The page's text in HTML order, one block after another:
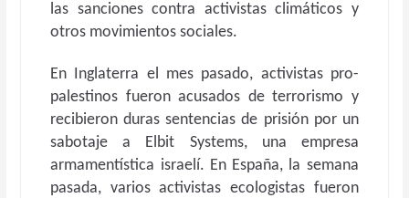
las sanciones contra activistas climáticos y
otros movimientos sociales.
En Inglaterra el mes pasado, activistas pro-
palestinos fueron acusados de terrorismo y
recibieron duras sentencias de prisión por un
sabotaje a Elbit Systems, una empresa
armamentística israelí. En España, la semana
pasada, varios activistas ecologistas fueron